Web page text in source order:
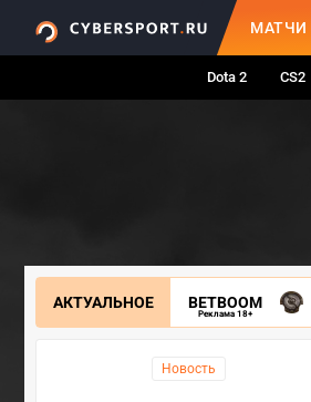
МАТЧИ
Dota 2 CS2
АКТУАЛЬНОЕ BETBOOM
Реклама 18+
Новость